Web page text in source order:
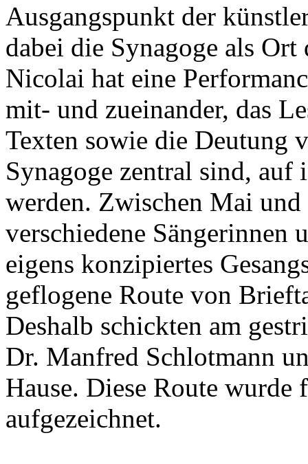
Ausgangspunkt der
dabei die Synagoge als
Nicolai hat eine
mit- und zueinander, das
Texten sowie die Deutung
Synagoge zentral sind, auf
werden. Zwischen Mai
verschiedene Sängerinnen
eigens konzipiertes
geflogene Route von
Deshalb schickten am
Dr. Manfred Schlotmann
Hause. Diese Route wurde
aufgezeichnet.